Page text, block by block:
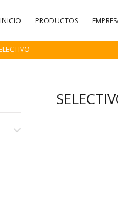
INICIO PRODUCTOS